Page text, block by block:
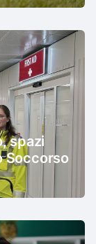
spazi
Soccorso